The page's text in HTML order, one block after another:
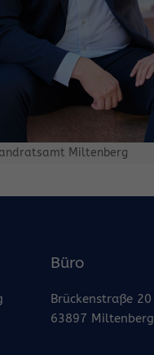
Miltenberg
Büro
Brückenstraße 20
63897 Miltenberg